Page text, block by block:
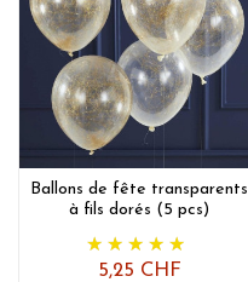
Ballons de fête transparents
à fils dorés (5 pcs)
5,25 CHF